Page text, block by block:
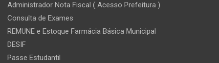
Administrador Nota Fiscal ( Acesso Prefeitura )
Consulta de Exames
REMUNE e Estoque Farmácia Básica Municipal
DESIF
Passe Estudantil